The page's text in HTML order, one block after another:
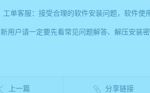
工单客服：接受合理的软件安装问题，软件
新用户请一定要先看常见问题解答、解压安
上一篇 分享链接